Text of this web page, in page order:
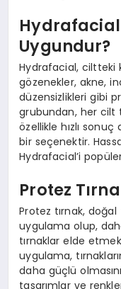
Uygundur?
Hydrafacial, ciltteki
gözenekler, akne,
düzensizlikleri gibi
grubundan, her
özellikle hızlı
bir seçenektir.
Hydrafacial’i
Protez
Protez tırnak, doğal
uygulama olup,
tırnaklar elde
uygulama,
daha güçlü
tasarımlar ve